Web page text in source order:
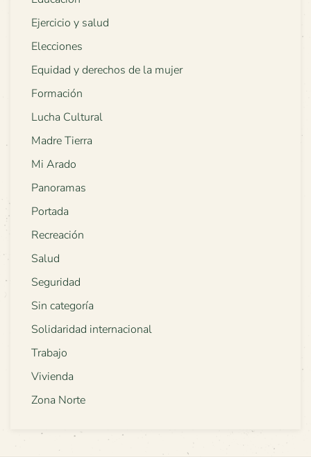
Ejercicio y salud
Elecciones
Equidad y derechos de la mujer
Formación
Lucha Cultural
Madre Tierra
Mi Arado
Panoramas
Portada
Recreación
Salud
Seguridad
Sin categoría
Solidaridad internacional
Trabajo
Vivienda
Zona Norte